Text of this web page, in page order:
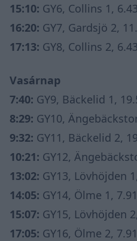
15:10: GY6, Collins 1,
16:20: GY7, Gardsjö 2,
17:13: GY8, Collins 2,
Vasárnap
7:40: GY9, Bäckelid 1,
8:29: GY10,
9:32: GY11, Bäckelid 2,
10:21: GY12,
13:02: GY13, Lövhöjden
14:05: GY14, Ölme 1,
15:07: GY15, Lövhöjden
17:05: GY16, Ölme 2,